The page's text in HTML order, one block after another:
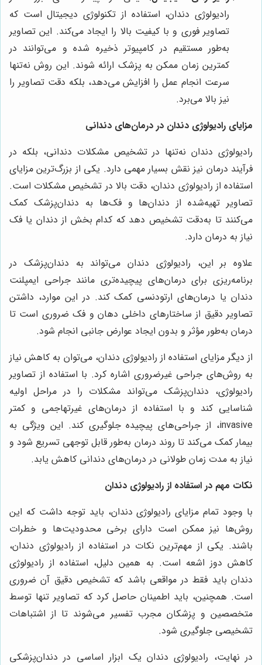
رادیولوژی دندان، استفاده از تکنولوژی دیجیتال است که
تصاویر فوری و با کیفیت بالا را ایجاد می‌کند. این تصاویر
به‌طور مستقیم در کامپیوتر ذخیره شده و می‌توانند در
کمترین زمان ممکن به پزشک ارائه شوند. این روش نه‌تنها
سرعت انجام عمل را افزایش می‌دهد، بلکه دقت تصاویر را
نیز بالا می‌برد.
مزایای رادیولوژی دندان در درمان‌های دندانی
رادیولوژی دندان نه‌تنها در تشخیص مشکلات دندانی، بلکه در
فرآیند درمان نیز نقش بسیار مهمی دارد. یکی از بزرگ‌ترین مزایای
استفاده از رادیولوژی دندان، دقت بالا در تشخیص مشکلات است.
تصاویر تهیه‌شده از دندان‌ها و فک‌ها به دندان‌پزشک کمک
می‌کنند تا به‌دقت تشخیص دهد که کدام بخش از دندان یا فک
نیاز به درمان دارد.
علاوه بر این، رادیولوژی دندان می‌تواند به دندان‌پزشک در
برنامه‌ریزی برای درمان‌های پیچیده‌تری مانند جراحی ایمپلنت
دندان یا درمان‌های ارتودنسی کمک کند. در این موارد، داشتن
تصاویر دقیق از ساختارهای داخلی دهان و فک ضروری است تا
درمان به‌طور مؤثر و بدون ایجاد عوارض جانبی انجام شود.
از دیگر مزایای استفاده از رادیولوژی دندان، می‌توان به کاهش نیاز
به روش‌های جراحی غیرضروری اشاره کرد. با استفاده از تصاویر
رادیولوژی، دندان‌پزشک می‌تواند مشکلات را در مراحل اولیه
شناسایی کند و با استفاده از درمان‌های غیرتهاجمی و کمتر
invasive، از جراحی‌های پیچیده جلوگیری کند. این ویژگی به
بیمار کمک می‌کند تا روند درمان به‌طور قابل توجهی تسریع شود و
نیاز به مدت زمان طولانی در درمان‌های دندانی کاهش یابد.
نکات مهم در استفاده از رادیولوژی دندان
با وجود تمام مزایای رادیولوژی دندان، باید توجه داشت که این
روش‌ها نیز ممکن است دارای برخی محدودیت‌ها و خطرات
باشند. یکی از مهم‌ترین نکات در استفاده از رادیولوژی دندان،
کاهش دوز اشعه است. به همین دلیل، استفاده از رادیولوژی
دندان باید فقط در مواقعی باشد که تشخیص دقیق آن ضروری
است. همچنین، باید اطمینان حاصل کرد که تصاویر تنها توسط
متخصصین و پزشکان مجرب تفسیر می‌شوند تا از اشتباهات
تشخیصی جلوگیری شود.
در نهایت، رادیولوژی دندان یک ابزار اساسی در دندان‌پزشکی